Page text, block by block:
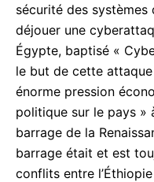
Messenger
sécurité des systèmes
déjouer une
Égypte, baptisé «
le but de cette
énorme pression
politique sur le pays »
barrage de la
barrage était et est
conflits entre